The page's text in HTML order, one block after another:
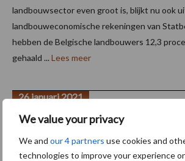
We value your privacy
We and our 4 partners use cookies and
technologies to improve your experience
landbouwsector even groot is, blijkt nu ook
landbouweconomische rekeningen van
hebben de Belgische landbouwers 12,3
gehaald ... Lees meer
26 januari 2021